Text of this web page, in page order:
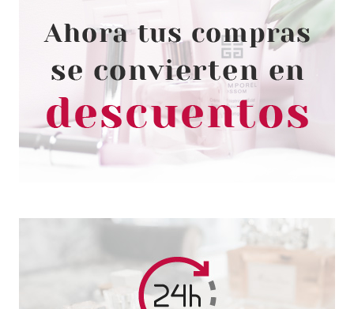
SISLEY
SISLEY SISLEYUM FOR MEN
GEL CREMA MATIFICANTE ANTI-
EDAD 50 ML
Pvr 275.00€
-29%
desde
195.99€